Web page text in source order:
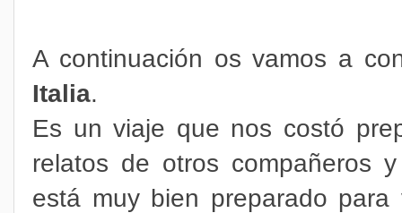
A continuación os vamos a
Italia.
Es un viaje que nos costó
relatos de otros compañeros
está muy bien preparado